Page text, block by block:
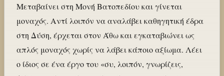
Μεταβαίνει στη Μονή Βατοπεδίου και γίνεται
μοναχός. Αντί λοιπόν να αναλάβει καθηγητική έδρα
στη Δύση, έρχεται στον Άθω και εγκαταβιώνει ως
απλός μοναχός χωρίς να λάβει κάποιο αξίωμα. Λέει
ο ίδιος σε ένα έργο του «συ, λοιπόν, γνωρίζεις,